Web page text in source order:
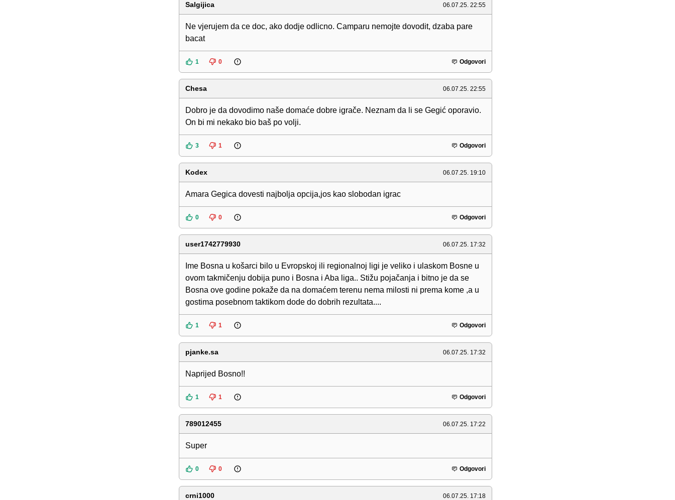
Salgijica 06.07.25. 22:55
Ne vjerujem da ce doc, ako dodje odlicno. Camparu nemojte dovodit, dzaba pare
bacat
1 0 Odgovori
Chesa 06.07.25. 22:55
Dobro je da dovodimo naše domaće dobre igrače. Neznam da li se Gegić oporavio.
On bi mi nekako bio baš po volji.
3 1 Odgovori
Kodex 06.07.25. 19:10
Amara Gegica dovesti najbolja opcija,jos kao slobodan igrac
0 0 Odgovori
user1742779930 06.07.25. 17:32
Ime Bosna u košarci bilo u Evropskoj ili regionalnoj ligi je veliko i ulaskom Bosne u
ovom takmičenju dobija puno i Bosna i Aba liga.. Stižu pojačanja i bitno je da se
Bosna ove godine pokaže da na domaćem terenu nema milosti ni prema kome ,a u
gostima posebnom taktikom dode do dobrih rezultata....
1 1 Odgovori
pjanke.sa 06.07.25. 17:32
Naprijed Bosno!!
1 1 Odgovori
789012455 06.07.25. 17:22
Super
0 0 Odgovori
crni1000 06.07.25. 17:18